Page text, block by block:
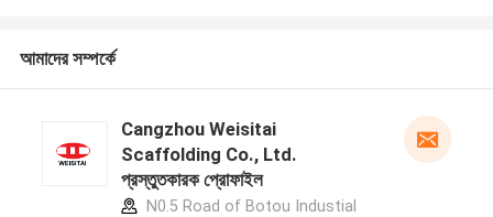
আমাদের সম্পর্কে
Cangzhou Weisitai
Scaffolding Co., Ltd.
প্রস্তুতকারক প্রোফাইল
N0.5 Road of Botou Industial